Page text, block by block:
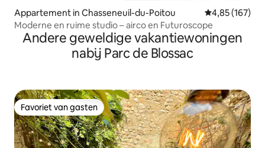
Appartement in Chasseneuil-du-Poitou Gemiddelde
4,85 (167)
Moderne en ruime studio – airco en Futuroscope
Andere geweldige vakantiewoningen
nabij Parc de Blossac
Favoriet van gasten
Favoriet van gasten